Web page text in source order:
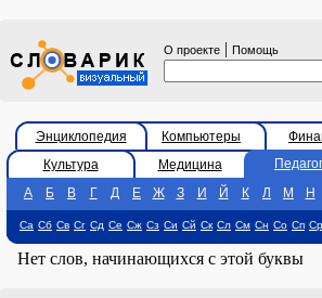
О проекте | Помощь
Энциклопедия Компьютеры
Культура
Медицина
А
Б В Г Д Е Ж З И Й К Л М Н
Са Сб Св Сг Сд Се Сж Сз Си Сй Ск Сл См Сн Со Сп Ср
Нет слов, начинающихся с этой буквы